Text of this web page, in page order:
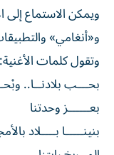
ويمكن الاستماع
و«أنغامي»
وتقول كلمات
بحـــب بلادنــا..
بعــــــز وحدتنا
بنينـــــا بــــلاد